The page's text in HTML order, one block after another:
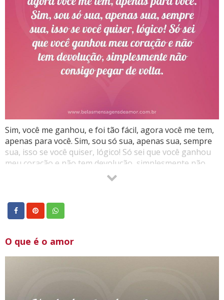
Sim, você me ganhou, e foi tão fácil, agora você me tem,
apenas para você. Sim, sou só sua, apenas sua, sempre
sua, isso se você quiser, lógico! Só sei que você ganhou
meu coração e não tem devolução, simplesmente não
O que é o amor